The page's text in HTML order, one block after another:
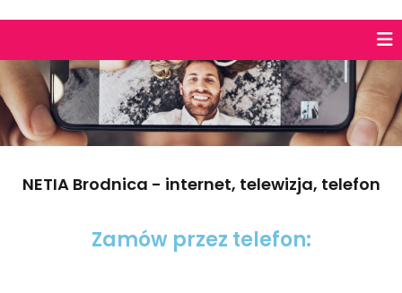
NETIA Brodnica - internet, telewizja, telefon
Zamów przez telefon: